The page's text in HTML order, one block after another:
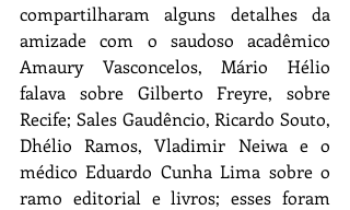
compartilharam alguns detalhes da
amizade com o saudoso acadêmico
Amaury Vasconcelos, Mário Hélio
falava sobre Gilberto Freyre, sobre
Recife; Sales Gaudêncio, Ricardo Souto,
Dhélio Ramos, Vladimir Neiwa e o
médico Eduardo Cunha Lima sobre o
ramo editorial e livros; esses foram